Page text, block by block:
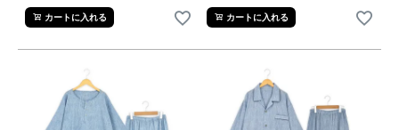
カートに入れる カートに入れる